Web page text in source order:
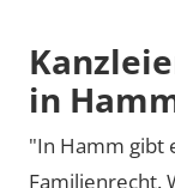
in
"In Hamm gibt
Familienrecht.